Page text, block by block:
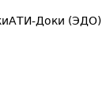
АТИ-Доки (ЭДО)